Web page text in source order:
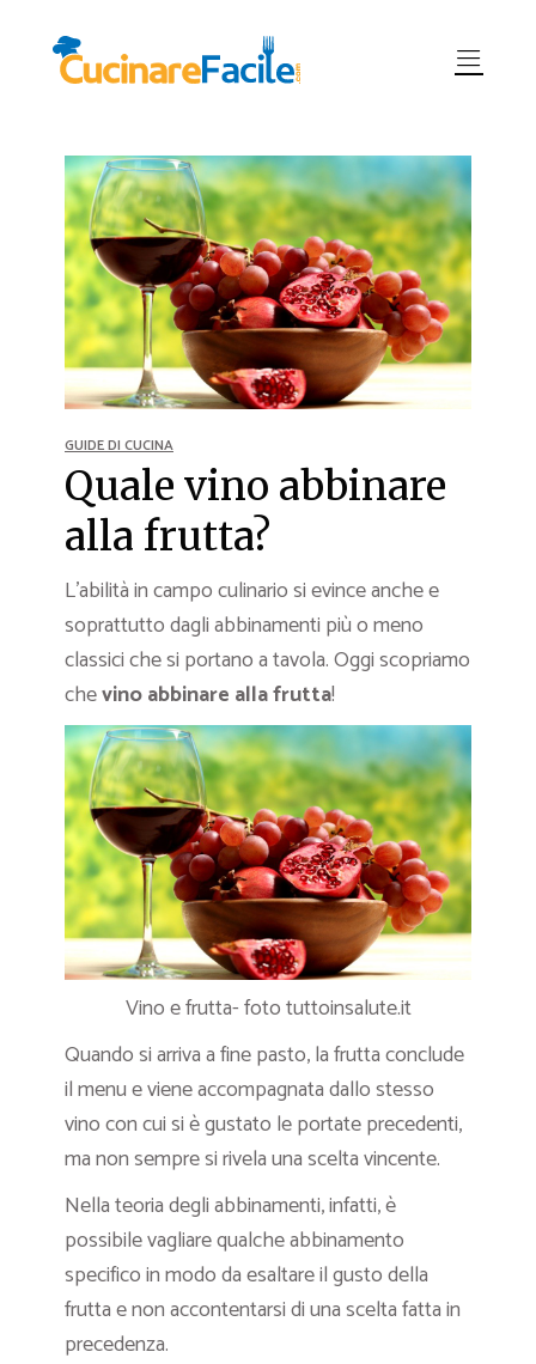
GUIDE DI CUCINA
Quale vino abbinare
alla frutta?
L’abilità in campo culinario si evince anche e
soprattutto dagli abbinamenti più o meno
classici che si portano a tavola. Oggi scopriamo
chevino abbinare alla frutta!
Vino e frutta- foto tuttoinsalute.it
Quando si arriva a fine pasto, la frutta conclude
il menu e viene accompagnata dallo stesso
vino con cui si è gustato le portate precedenti,
ma non sempre si rivela una scelta vincente.
Nella teoria degli abbinamenti, infatti, è
possibile vagliare qualche abbinamento
specifico in modo da esaltare il gusto della
frutta e non accontentarsi di una scelta fatta in
precedenza.